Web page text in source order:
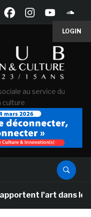
LOGIN
au service du
culture
l’art dans